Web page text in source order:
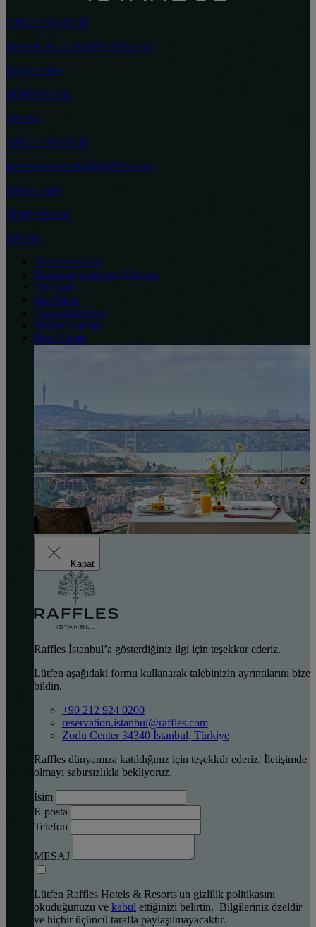
+90 212 924 0200
reservation.istanbul@raffles.com
Zorlu Center
34340 İstanbul
Türkiye
+90 212 924 0200
reservation.istanbul@raffles.com
Zorlu Center
34340 İstanbul
Türkiye
Yerinizi Ayırtın
Rezervasyonunuzu Yönetin
Yol Tarifi
Biz Kimiz
Sürdürülebilirlik
Hediye Kartları
Bize Ulaşın
Kapat
Raffles İstanbul’a gösterdiğiniz ilgi için teşekkür ederiz.
Lütfen aşağıdaki formu kullanarak talebinizin ayrıntılarını bize
bildin.
+90 212 924 0200
reservation.istanbul@raffles.com
Zorlu Center 34340 İstanbul, Türkiye
Raffles dünyamıza katıldığınız için teşekkür ederiz. İletişimde
olmayı sabırsızlıkla bekliyoruz.
İsim
E-posta
Telefon
MESAJ
Lütfen Raffles Hotels & Resorts'un gizlilik politikasını
okuduğunuzu ve kabul ettiğinizi belirtin. Bilgileriniz özeldir
ve hiçbir üçüncü tarafla paylaşılmayacaktır.